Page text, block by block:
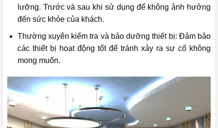
lưỡng. Trước và sau khi sử dụng để không ảnh hưởng
đến sức khỏe của khách.
Thường xuyên kiểm tra và bảo dưỡng thiết bị: Đảm bảo
các thiết bị hoạt động tốt để tránh xảy ra sự cố không
mong muốn.